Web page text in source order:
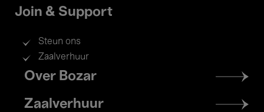
Join & Support
Steun ons
Zaalverhuur
Footer
menu
Over Bozar
Zaalverhuur